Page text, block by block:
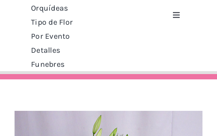
Toggle
Inicio
Rosas
Orquídeas
Tipo de Flor
Por Evento
Detalles
Funebres